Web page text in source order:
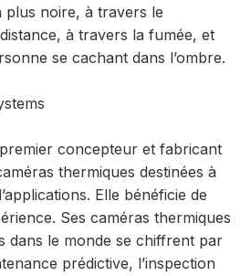
plus noire, à travers le
à travers la fumée, et
se cachant dans l’ombre.
concepteur et fabricant
thermiques destinées à
Elle bénéficie de
Ses caméras thermiques
dans le monde se chiffrent par
prédictive, l’inspection